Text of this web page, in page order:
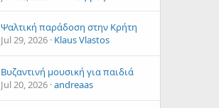
Ψαλτική παράδοση στην Κρήτη
Jul 29, 2026 Klaus Vlastos
Βυζαντινή μουσική για παιδιά
Jul 20, 2026 andreaas